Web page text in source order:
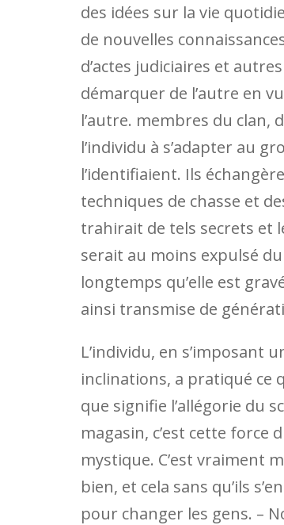
des idées sur la vie
de nouvelles
d’actes judiciaires et
démarquer de l’autre en
l’autre. membres du clan,
l’individu à s’adapter au
l’identifiaient. Ils
techniques de chasse et
trahirait de tels secrets et
serait au moins expulsé
longtemps qu’elle est
ainsi transmise de
L’individu, en s’imposant
inclinations, a pratiqué ce
que signifie l’allégorie du
magasin, c’est cette force
mystique. C’est vraiment
bien, et cela sans qu’ils
pour changer les gens. –